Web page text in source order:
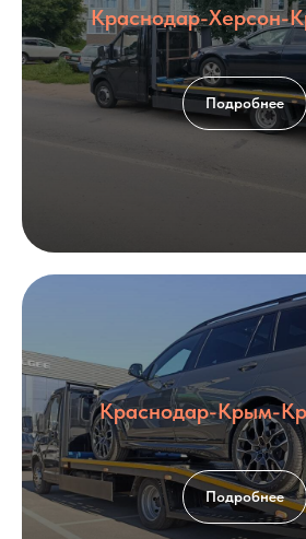
Краснодар-Херсон-
Подробнее
Краснодар-Крым-
Подробнее